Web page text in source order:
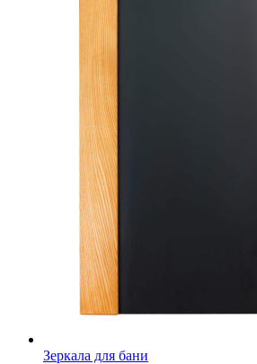
Зеркала для бани